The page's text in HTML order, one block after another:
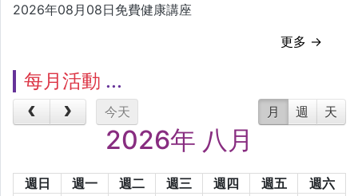
2026年08月08日免費健康講座
更多 →
每月活動
今天 月 週 天
2026年 八月
週日 週一 週二 週三 週四 週五
週六